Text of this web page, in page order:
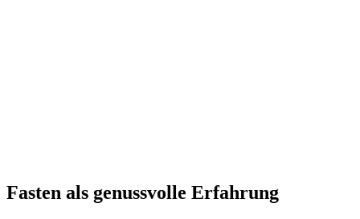
Fasten als genussvolle Erfahrung